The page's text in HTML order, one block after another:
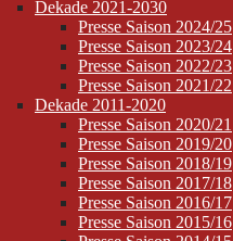
Dekade 2021-2030
Presse Saison 2024/25
Presse Saison 2023/24
Presse Saison 2022/23
Presse Saison 2021/22
Dekade 2011-2020
Presse Saison 2020/21
Presse Saison 2019/20
Presse Saison 2018/19
Presse Saison 2017/18
Presse Saison 2016/17
Presse Saison 2015/16